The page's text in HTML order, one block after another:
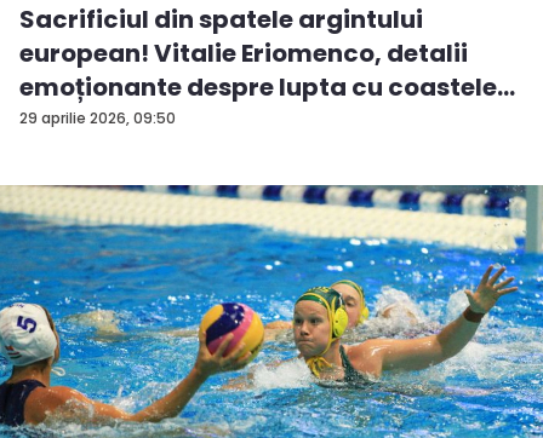
29 aprilie 2026, 09:50
Sacrificiul din spatele argintului
european! Vitalie Eriomenco, detalii
emoționante despre lupta cu coastele
t...